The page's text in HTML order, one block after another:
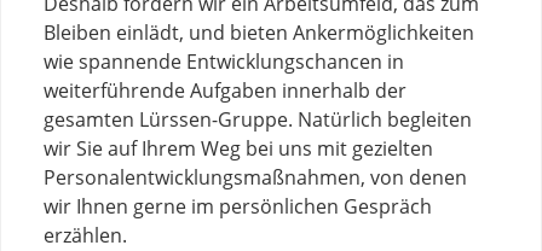
Bleiben einlädt, und bieten Ankermöglichkeiten
wie spannende Entwicklungschancen in
weiterführende Aufgaben innerhalb der
gesamten Lürssen-Gruppe. Natürlich begleiten
wir Sie auf Ihrem Weg bei uns mit gezielten
Personalentwicklungsmaßnahmen, von denen
wir Ihnen gerne im persönlichen Gespräch
erzählen.